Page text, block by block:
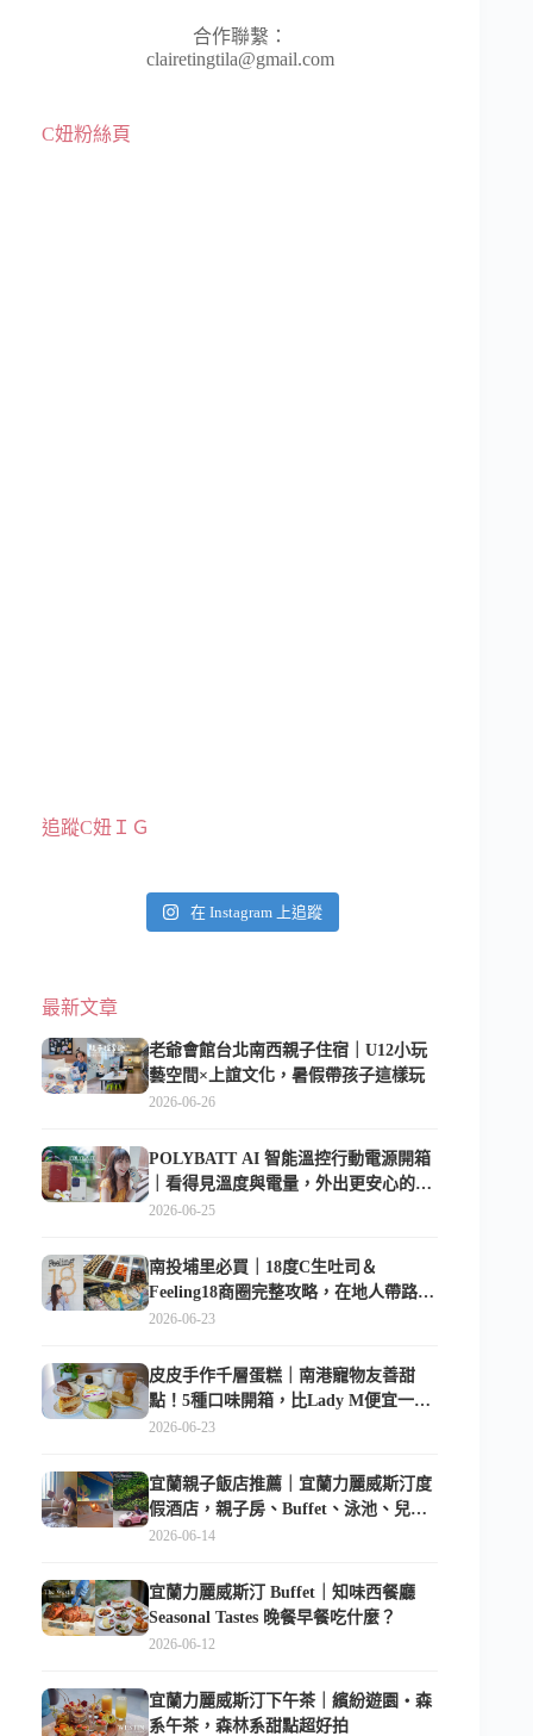
合作聯繫：
clairetingtila@gmail.com
C妞粉絲頁
追蹤C妞ＩＧ
在 Instagram 上追蹤
最新文章
老爺會館台北南西親子住宿｜U12小玩
藝空間×上誼文化，暑假帶孩子這樣玩
2026-06-26
POLYBATT AI 智能溫控行動電源開箱
｜看得見溫度與電量，外出更安心的
10000mAh 行動電源
2026-06-25
南投埔里必買｜18度C生吐司＆
Feeling18商圈完整攻略，在地人帶路這
樣逛
2026-06-23
皮皮手作千層蛋糕｜南港寵物友善甜
點！5種口味開箱，比Lady M便宜一半
的台北隱藏版
2026-06-23
宜蘭親子飯店推薦｜宜蘭力麗威斯汀度
假酒店，親子房、Buffet、泳池、兒童
俱樂部超適合放電
2026-06-14
宜蘭力麗威斯汀 Buffet｜知味西餐廳
Seasonal Tastes 晚餐早餐吃什麼？
2026-06-12
宜蘭力麗威斯汀下午茶｜繽紛遊園・森
系午茶，森林系甜點超好拍